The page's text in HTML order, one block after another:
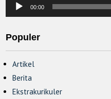
00:00
Populer
Artikel
Berita
Ekstrakurikuler